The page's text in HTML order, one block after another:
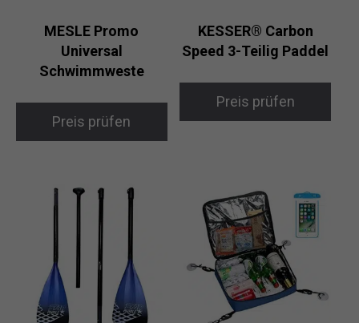
MESLE Promo
Universal
Schwimmweste
Preis prüfen
KESSER® Carbon
Speed 3-Teilig Paddel
Preis prüfen